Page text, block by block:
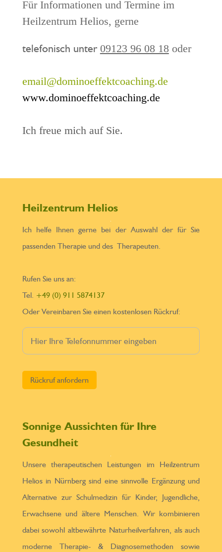
Für Informationen und Termine im
Heilzentrum Helios, gerne
telefonisch unter 09123 96 08 18 oder
email@dominoeffektcoaching.de
www.dominoeffektcoaching.de
Ich freue mich auf Sie.
Heilzentrum Helios
Ich helfe Ihnen gerne bei der Auswahl der für Sie
passenden Therapie und des Therapeuten.
Rufen Sie uns an:
Tel. +49 (0) 911 5874137
Oder Vereinbaren Sie einen kostenlosen Rückruf:
Sonnige Aussichten für Ihre
Gesundheit
Unsere therapeutischen Leistungen im Heilzentrum
Helios in Nürnberg sind eine sinnvolle Ergänzung und
Alternative zur Schulmedizin für Kinder, Jugendliche,
Erwachsene und ältere Menschen. Wir kombinieren
dabei sowohl altbewährte Naturheilverfahren, als auch
moderne Therapie- & Diagnosemethoden sowie